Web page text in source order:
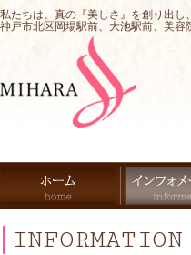
私たちは、真の『美しさ』を創り出
神戸市北区岡場駅前、大池駅前、美容
INFORMATION